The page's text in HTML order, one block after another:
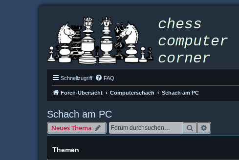
Schnellzugriff FAQ
Foren-Übersicht Computerschach Schach am PC
Schach am PC
Neues Thema Suche
Themen